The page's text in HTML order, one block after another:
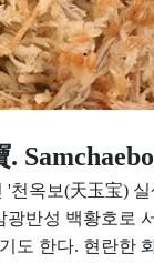
옥보(天玉宝)
광반성 백황호로
한다. 현란한